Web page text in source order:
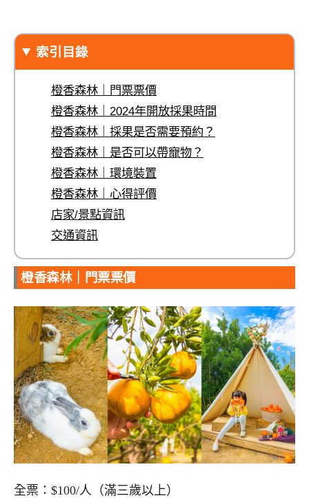
索引目錄
橙香森林｜門票票價
橙香森林｜2024年開放採果時間
橙香森林｜採果是否需要預約？
橙香森林｜是否可以帶寵物？
橙香森林｜環境裝置
橙香森林｜心得評價
店家/景點資訊
交通資訊
橙香森林｜門票票價
全票：$100/人（滿三歲以上）